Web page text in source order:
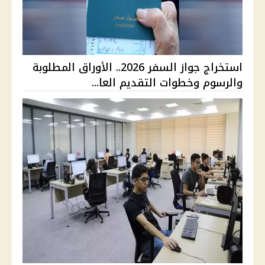
استخراج جواز السفر 2026.. الأوراق المطلوبة
والرسوم وخطوات التقديم العا...